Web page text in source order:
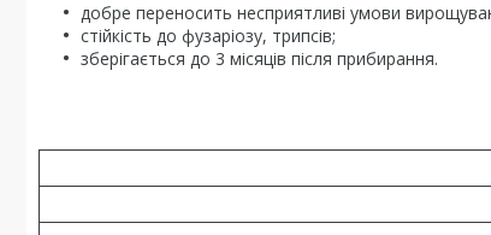
добре переносить несприятливі умови
стійкість до фузаріозу, трипсів;
зберігається до 3 місяців після прибирання.